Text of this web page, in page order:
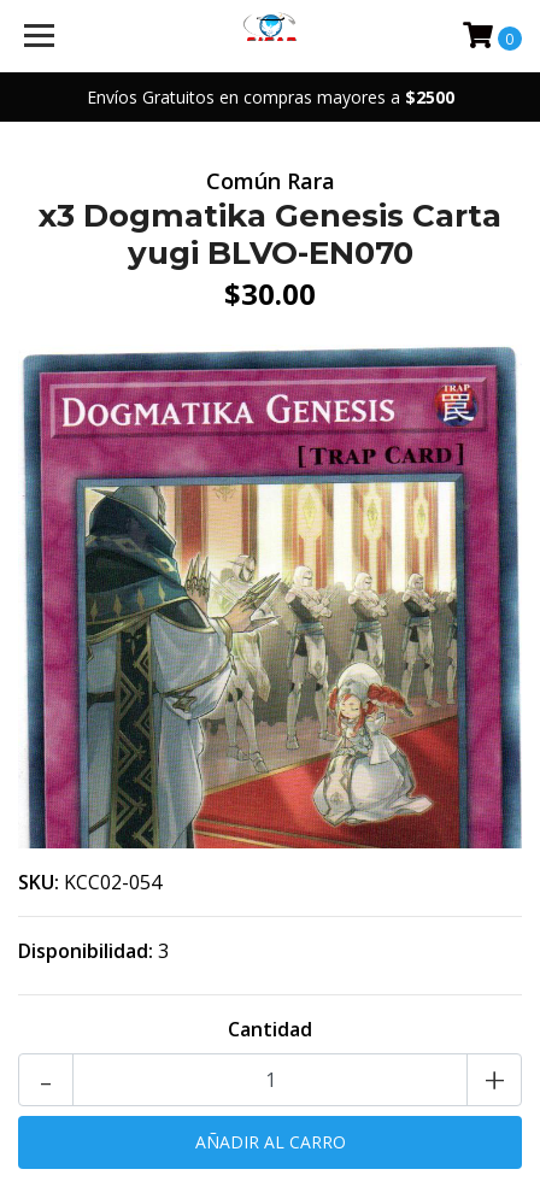
Envíos Gratuitos en compras mayores a $2500
0
Común Rara
x3 Dogmatika Genesis Carta
yugi BLVO-EN070
$30.00
SKU: KCC02-054
Disponibilidad: 3
Cantidad
+
-